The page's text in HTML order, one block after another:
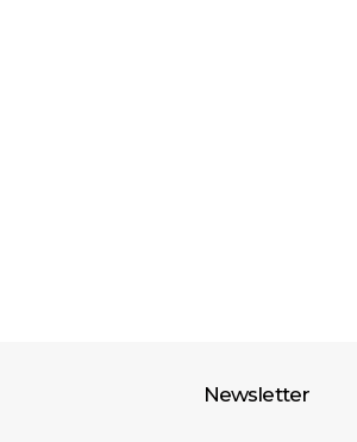
Newsletter